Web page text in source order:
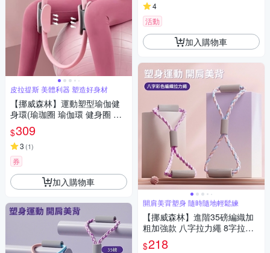
皮拉提斯 美體利器 塑造好身材
【挪威森林】運動塑型瑜伽健
身環(瑜珈圈 瑜伽環 健身圈 皮
拉提斯健身器)
$309
3 (1)
券
加入購物車
4
活動
加入購物車
開肩美背塑身 隨時隨地輕鬆練
【挪威森林】進階35磅編織加
粗加強款 八字拉力繩 8字拉力
器(開肩美背 8字拉力帶 皮拉提
斯健身器)
$218